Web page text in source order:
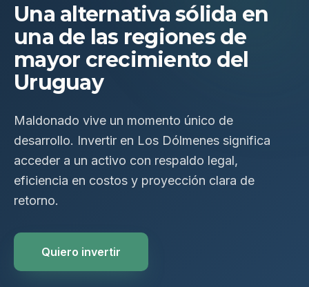
Una alternativa sólida en
una de las regiones de
mayor crecimiento del
Uruguay
Maldonado vive un momento único de
desarrollo. Invertir en Los Dólmenes significa
acceder a un activo con respaldo legal,
eficiencia en costos y proyección clara de
retorno.
Quiero invertir